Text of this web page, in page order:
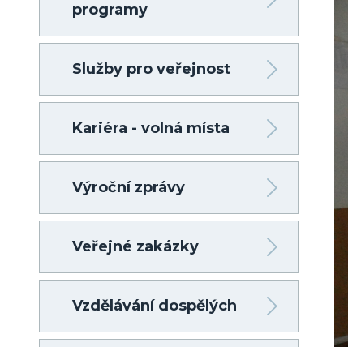
programy
Služby pro veřejnost
Kariéra - volná místa
Výroční zprávy
Veřejné zakázky
Vzdělávání dospělých